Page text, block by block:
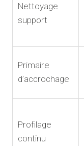
Nettoyage
support
Primaire
d’accrochage
Profilage
continu